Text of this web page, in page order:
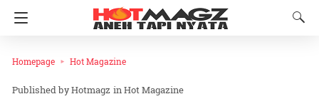
Homepage Hot Magazine
Hotmagz inHot Magazine